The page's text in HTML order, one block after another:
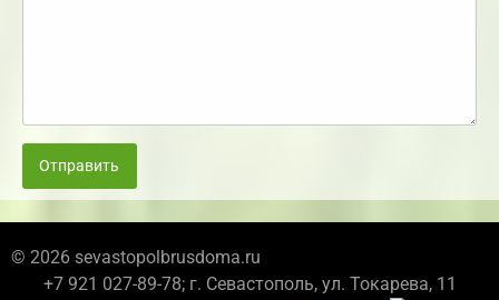
Отправить
© 2026 sevastopolbrusdoma.ru
+7 921 027-89-78; г. Севастополь, ул. Токарева, 11